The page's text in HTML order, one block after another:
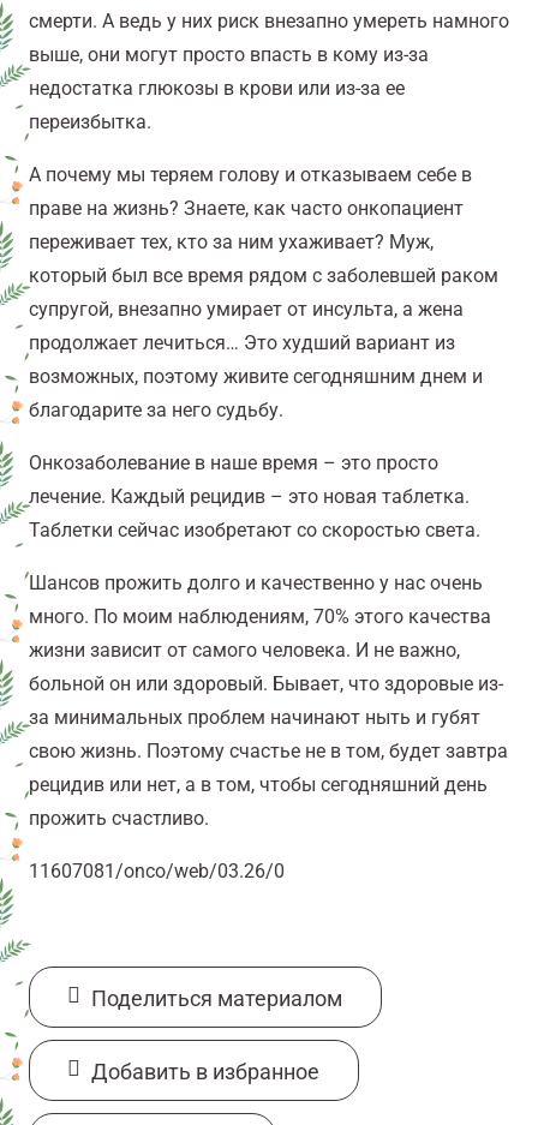
смерти. А ведь у них риск внезапно умереть намного
выше, они могут просто впасть в кому из-за
недостатка глюкозы в крови или из-за ее
переизбытка.
А почему мы теряем голову и отказываем себе в
праве на жизнь? Знаете, как часто онкопациент
переживает тех, кто за ним ухаживает? Муж,
который был все время рядом с заболевшей раком
супругой, внезапно умирает от инсульта, а жена
продолжает лечиться… Это худший вариант из
возможных, поэтому живите сегодняшним днем и
благодарите за него судьбу.
Онкозаболевание в наше время – это просто
лечение. Каждый рецидив – это новая таблетка.
Таблетки сейчас изобретают со скоростью света.
Шансов прожить долго и качественно у нас очень
много. По моим наблюдениям, 70% этого качества
жизни зависит от самого человека. И не важно,
больной он или здоровый. Бывает, что здоровые из-
за минимальных проблем начинают ныть и губят
свою жизнь. Поэтому счастье не в том, будет завтра
рецидив или нет, а в том, чтобы сегодняшний день
прожить счастливо.
11607081/onco/web/03.26/0
Поделиться материалом
Добавить в избранное